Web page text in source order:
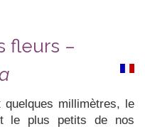
fleurs –
millimètres, le
le plus petits de nos